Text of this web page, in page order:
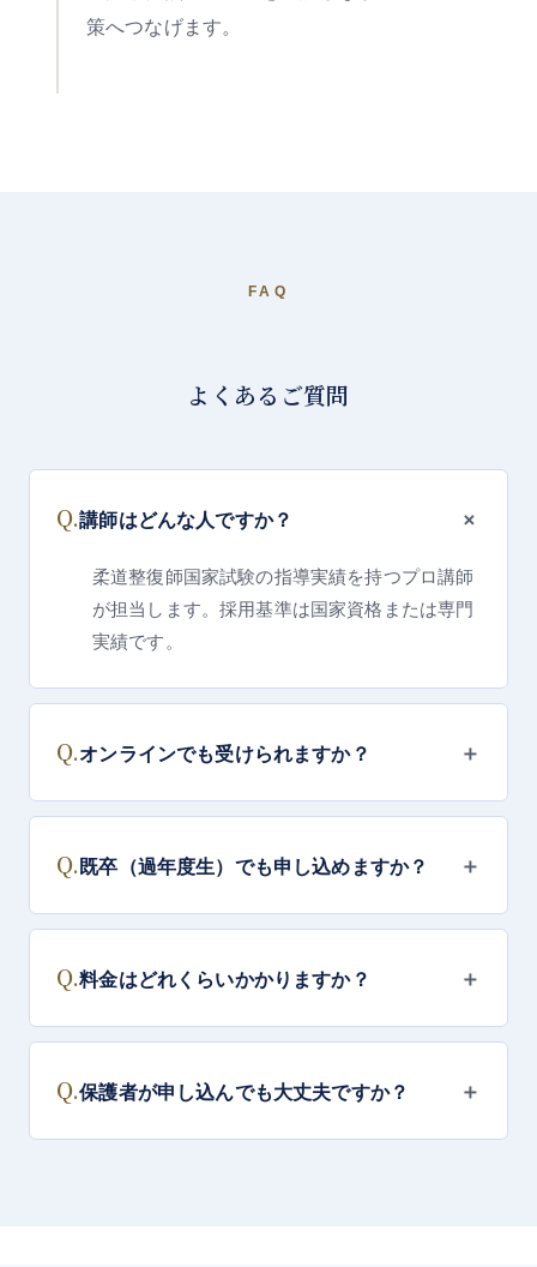
策へつなげます。
FAQ
よくあるご質問
Q.講師はどんな人ですか？ ＋
柔道整復師国家試験の指導実績を持つプロ講師
が担当します。採用基準は国家資格または専門
実績です。
Q.オンラインでも受けられますか？ ＋
Q. 既卒（過年度生）でも申し込めますか？ ＋
Q.料金はどれくらいかかりますか？ ＋
Q.保護者が申し込んでも大丈夫ですか？ ＋